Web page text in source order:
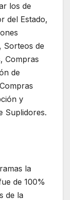
los de
del Estado,
Sorteos de
Compras
de
y
Suplidores.
la
de 100%
de la